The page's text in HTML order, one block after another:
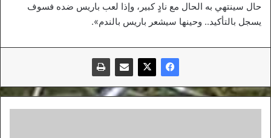
حال سينتهي به الحال مع نادٍ كبير، وإذا لعب باريس ضده فسوف
يسجل بالتأكيد.. وحينها سيشعر باريس بالندم».